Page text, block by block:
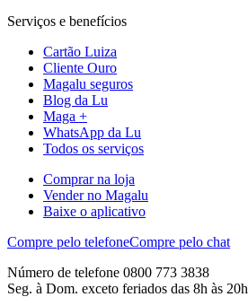
Serviços e benefícios
Cartão Luiza
Cliente Ouro
Magalu seguros
Blog da Lu
Maga +
WhatsApp da Lu
Todos os serviços
Comprar na loja
Vender no Magalu
Baixe o aplicativo
Compre pelo telefoneCompre pelo chat
Número de telefone 0800 773 3838
Seg. à Dom. exceto feriados das 8h às 20h